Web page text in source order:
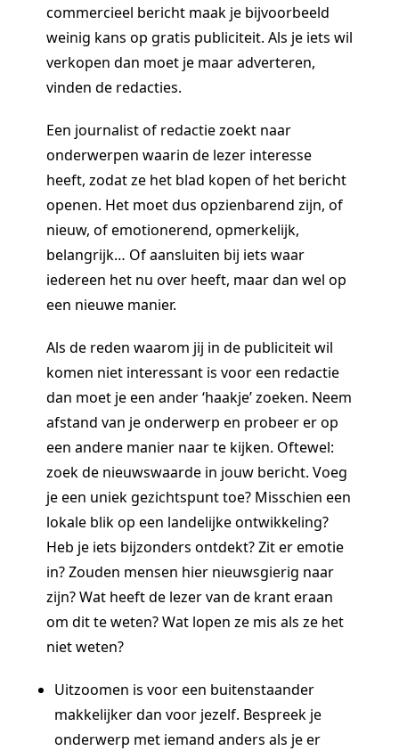
commercieel bericht maak je bijvoorbeeld
weinig kans op gratis publiciteit. Als je iets wil
verkopen dan moet je maar adverteren,
vinden de redacties.
Een journalist of redactie zoekt naar
onderwerpen waarin de lezer interesse
heeft, zodat ze het blad kopen of het bericht
openen. Het moet dus opzienbarend zijn, of
nieuw, of emotionerend, opmerkelijk,
belangrijk… Of aansluiten bij iets waar
iedereen het nu over heeft, maar dan wel op
een nieuwe manier.
Als de reden waarom jij in de publiciteit wil
komen niet interessant is voor een redactie
dan moet je een ander ‘haakje’ zoeken. Neem
afstand van je onderwerp en probeer er op
een andere manier naar te kijken. Oftewel:
zoek de nieuwswaarde in jouw bericht. Voeg
je een uniek gezichtspunt toe? Misschien een
lokale blik op een landelijke ontwikkeling?
Heb je iets bijzonders ontdekt? Zit er emotie
in? Zouden mensen hier nieuwsgierig naar
zijn? Wat heeft de lezer van de krant eraan
om dit te weten? Wat lopen ze mis als ze het
niet weten?
Uitzoomen is voor een buitenstaander
makkelijker dan voor jezelf. Bespreek je
onderwerp met iemand anders als je er